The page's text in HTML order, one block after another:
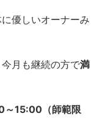
優しいオーナーみ
月も継続の方で満
15:00（師範限